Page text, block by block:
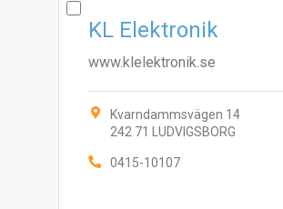
KL Elektronik
www.klelektronik.se
Kvarndammsvägen 14
242 71 LUDVIGSBORG
0415-10107